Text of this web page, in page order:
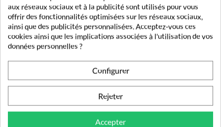
Goupillon Biberon Bleu Philips Avent
7,49 €
aux réseaux sociaux et à la publicité sont utilisés pour vous
offrir des fonctionnalités optimisées sur les réseaux sociaux,
ainsi que des publicités personnalisées. Acceptez-vous ces
cookies ainsi que les implications associées à l'utilisation de vos
données personnelles ?
Configurer
Rejeter
Accepter